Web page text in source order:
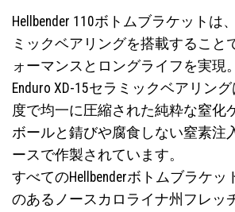
Hellbender 110ボトムブラケットは
ミックベアリングを搭載すること
ォーマンスとロングライフを実現。
Enduro XD-15セラミックベアリン
度で均一に圧縮された純粋な窒化
ボールと錆びや腐食しない窒素注
ースで作製されています。
すべてのHellbenderボトムブラケット
のあるノースカロライナ州フレッ